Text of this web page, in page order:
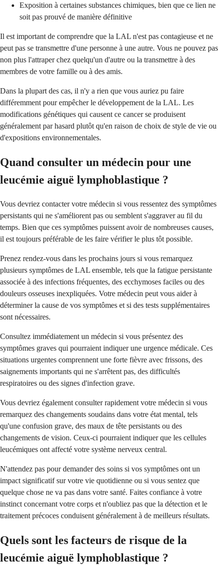
Exposition à certaines substances chimiques, bien que ce lien ne
soit pas prouvé de manière définitive
Il est important de comprendre que la LAL n'est pas contagieuse et ne
peut pas se transmettre d'une personne à une autre. Vous ne pouvez pas
non plus l'attraper chez quelqu'un d'autre ou la transmettre à des
membres de votre famille ou à des amis.
Dans la plupart des cas, il n'y a rien que vous auriez pu faire
différemment pour empêcher le développement de la LAL. Les
modifications génétiques qui causent ce cancer se produisent
généralement par hasard plutôt qu'en raison de choix de style de vie ou
d'expositions environnementales.
Quand consulter un médecin pour une
leucémie aiguë lymphoblastique ?
Vous devriez contacter votre médecin si vous ressentez des symptômes
persistants qui ne s'améliorent pas ou semblent s'aggraver au fil du
temps. Bien que ces symptômes puissent avoir de nombreuses causes,
il est toujours préférable de les faire vérifier le plus tôt possible.
Prenez rendez-vous dans les prochains jours si vous remarquez
plusieurs symptômes de LAL ensemble, tels que la fatigue persistante
associée à des infections fréquentes, des ecchymoses faciles ou des
douleurs osseuses inexpliquées. Votre médecin peut vous aider à
déterminer la cause de vos symptômes et si des tests supplémentaires
sont nécessaires.
Consultez immédiatement un médecin si vous présentez des
symptômes graves qui pourraient indiquer une urgence médicale. Ces
situations urgentes comprennent une forte fièvre avec frissons, des
saignements importants qui ne s'arrêtent pas, des difficultés
respiratoires ou des signes d'infection grave.
Vous devriez également consulter rapidement votre médecin si vous
remarquez des changements soudains dans votre état mental, tels
qu'une confusion grave, des maux de tête persistants ou des
changements de vision. Ceux-ci pourraient indiquer que les cellules
leucémiques ont affecté votre système nerveux central.
N'attendez pas pour demander des soins si vos symptômes ont un
impact significatif sur votre vie quotidienne ou si vous sentez que
quelque chose ne va pas dans votre santé. Faites confiance à votre
instinct concernant votre corps et n'oubliez pas que la détection et le
traitement précoces conduisent généralement à de meilleurs résultats.
Quels sont les facteurs de risque de la
leucémie aiguë lymphoblastique ?